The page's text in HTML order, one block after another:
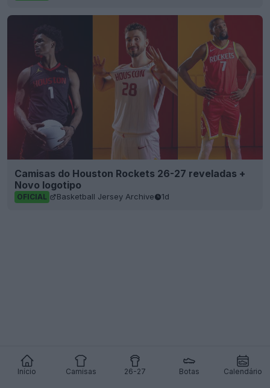
Início Camisas 26-27 Botas Calendário
Camisas do Houston Rockets 26-27 reveladas +
Novo logotipo
OFICIAL Basketball Jersey Archive 1d